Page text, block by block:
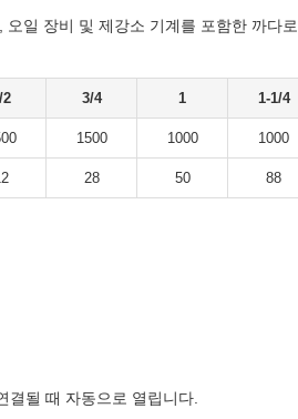
일 장비 및 제강소 기계를 포함한 까다
2 3/4 1 1-1/4
1500 1000 1000
28 50 88
결될 때 자동으로 열립니다.